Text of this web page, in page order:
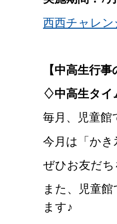
西西チャレン
【中高生行
♢中高生タ
毎月、児童
今月は「かき
ぜひお友だ
また、児童
ます♪